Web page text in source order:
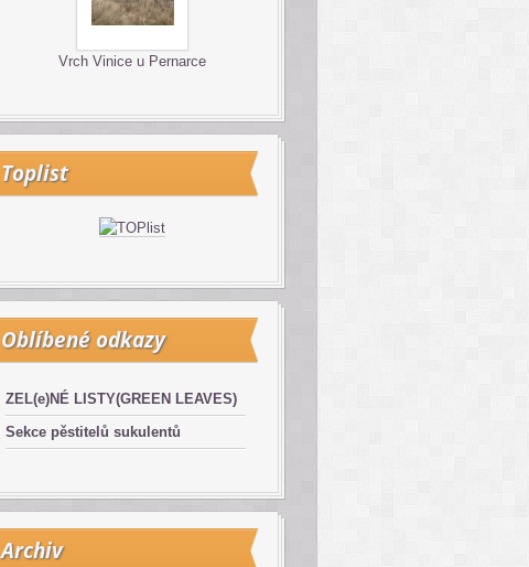
Vrch Vinice u Pernarce
Toplist
Oblíbené odkazy
ZEL(e)NÉ LISTY(GREEN LEAVES)
Sekce pěstitelů sukulentů
Archiv